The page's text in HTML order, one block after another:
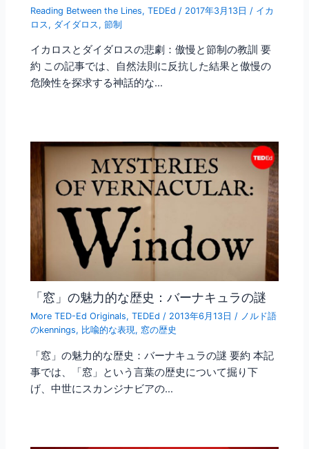
Reading Between the Lines,TEDEd / 2017年3月13日 / イカ
ロス , ダイダロス ,節制
イカロスとダイダロスの悲劇：傲慢と節制の教訓 要
約 この記事では、自然法則に反抗した結果と傲慢の
危険性を探求する神話的な…
「窓」の魅力的な歴史：バーナキュラの謎
More TED-Ed Originals,TEDEd / 2013年6月13日/ ノルド語
のkennings, 比喩的な表現, 窓の歴史
「窓」の魅力的な歴史：バーナキュラの謎 要約 本記
事では、「窓」という言葉の歴史について掘り下
げ、中世にスカンジナビアの…